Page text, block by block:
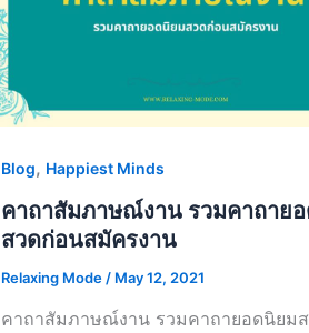
Blog, Happiest Minds
คาถาสัมภาษณ์งาน รวมคาถาย
สวดก่อนสมัครงาน
Relaxing Mode / May 12, 2021
คาถาสัมภาษณ์งาน รวมคาถายอดนิยม